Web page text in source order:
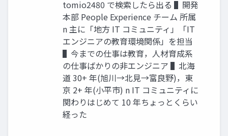
tomio2480 で検索したら出る ▌開発
本部 People Experience チーム 所属
n 主に「地⽅ IT コミュニティ」「IT
エンジニアの教育環境関係」を担当
▌今までの仕事は教育，⼈材育成系
の仕事ばかりの⾮エンジニア ▌北海
道 30+ 年(旭川→北⾒→富良野)，東
京 2+ 年(⼩平市) n IT コミュニティに
関わりはじめて 10 年ちょっとくらい
経った